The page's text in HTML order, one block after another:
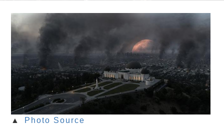
▲ Photo Source